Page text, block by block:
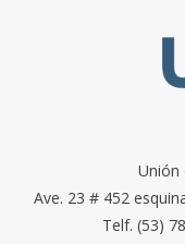
Unión
Ave. 23 # 452
Telf. (53)